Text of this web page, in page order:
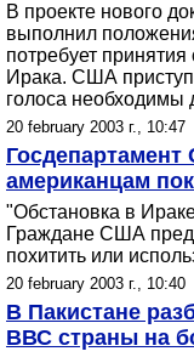
В проекте нового
выполнил
потребует
Ирака. США
голоса необходимы
20 february 2003 г., 10:47
американцам
"Обстановка в
Граждане США
похитить или
20 february 2003 г., 10:40
В Пакистане
ВВС страны на